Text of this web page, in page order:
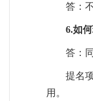
答：
6.如
答：
提名
用。